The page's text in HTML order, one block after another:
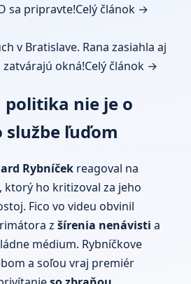
sa pripravte!Celý článok →
v Bratislave. Rana zasiahla aj
okná!Celý článok →
politika nie je o
ľuďom
Rybníček reagoval na
, ktorý ho kritizoval za jeho
Fico vo videu obvinil
z šírenia nenávisti a
médium. Rybníčkove
a soľou vraj premiér